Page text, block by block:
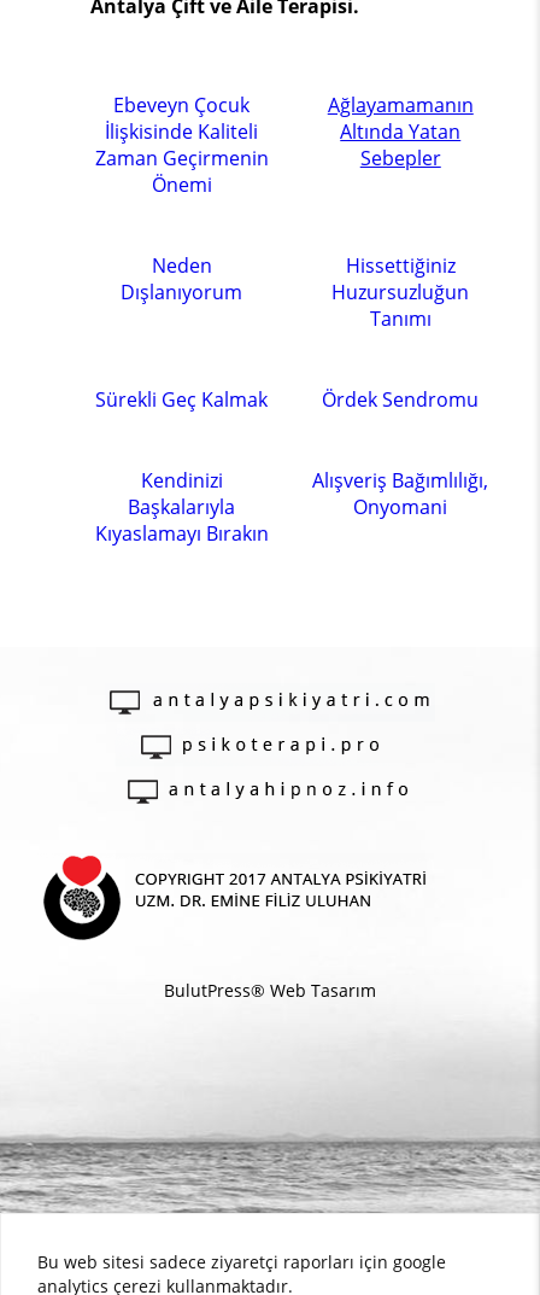
Antalya Çift ve Aile Terapisi.
Ebeveyn Çocuk
İlişkisinde Kaliteli
Zaman Geçirmenin
Önemi
Ağlayamamanın
Altında Yatan
Sebepler
Neden
Dışlanıyorum
Hissettiğiniz
Huzursuzluğun
Tanımı
Sürekli Geç Kalmak Ördek Sendromu
Kendinizi
Başkalarıyla
Kıyaslamayı Bırakın
Alışveriş Bağımlılığı,
Onyomani
Bu web sitesi sadece ziyaretçi raporları için google
analytics çerezi kullanmaktadır.
BulutPress® Web Tasarım